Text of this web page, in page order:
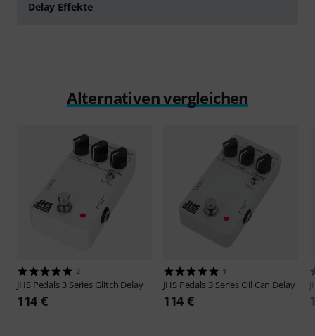
Delay Effekte
Alternativen vergleichen
2
JHS Pedals 3 Series Glitch Delay
114 €
1
JHS Pedals 3 Series Oil Can Delay
114 €